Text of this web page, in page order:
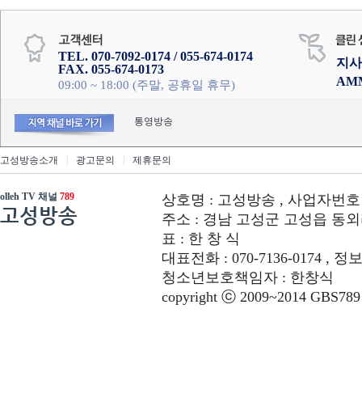
TEL. 070-7092-0174 / 055-674-0174
FAX. 055-674-0173
09:00 ~ 18:00 (주말, 공휴일 휴무)
지
통영방송
고성방송소개 광고문의 제휴문의
olleh TV 채널 789
고성방송
상호명 : 고성방송 , 사업자번호
주소 : 경남 고성군 고성읍 동외
표 : 한 창 식
대표전화 : 070-7136-0174 , 정
청소년보호책임자 : 한창식
copyright ⓒ 2009~2014